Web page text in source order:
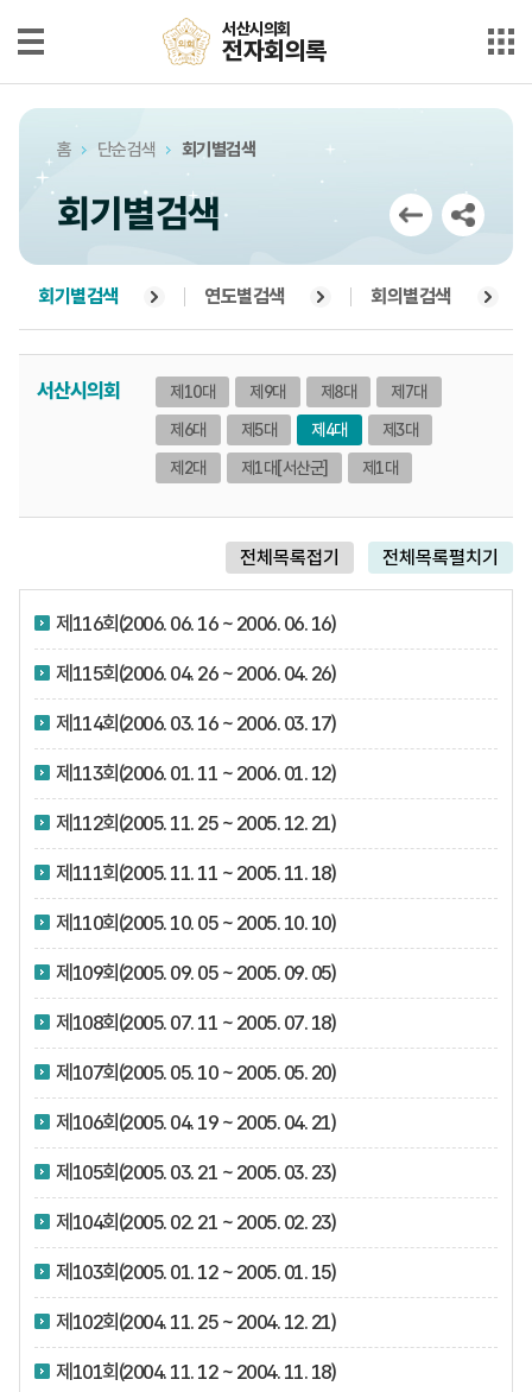
서산시의회
전자회의록
최근회의록
단순검색
상세검색
부록검색
5분자유발언
서산시의회
전자회의록
홈 단순검색 회기별검색
회기별검색
회기별검색 연도별검색 회의별검색
서산시의회 제10대 제9대 제8대
제7대
제6대
제5대 제4대
제3대
제2대
제1대[서산군] 제1대
제116회(2006. 06. 16 ~ 2006. 06. 16)
제115회(2006. 04. 26 ~ 2006. 04. 26)
제114회(2006. 03. 16 ~ 2006. 03. 17)
제113회(2006. 01. 11 ~ 2006. 01. 12)
제112회(2005. 11. 25 ~ 2005. 12. 21)
제111회(2005. 11. 11 ~ 2005. 11. 18)
제110회(2005. 10. 05 ~ 2005. 10. 10)
제109회(2005. 09. 05 ~ 2005. 09. 05)
제108회(2005. 07. 11 ~ 2005. 07. 18)
제107회(2005. 05. 10 ~ 2005. 05. 20)
제106회(2005. 04. 19 ~ 2005. 04. 21)
제105회(2005. 03. 21 ~ 2005. 03. 23)
제104회(2005. 02. 21 ~ 2005. 02. 23)
제103회(2005. 01. 12 ~ 2005. 01. 15)
제102회(2004. 11. 25 ~ 2004. 12. 21)
제101회(2004. 11. 12 ~ 2004. 11. 18)
전체목록접기 전체목록펼치기